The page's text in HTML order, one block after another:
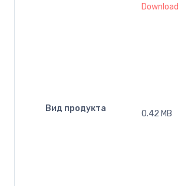
Вид продукта
Download
0.42 MB